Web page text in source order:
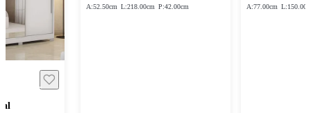
A:52.50cm L:218.00cm P:42.00cm A:77.00cm L: